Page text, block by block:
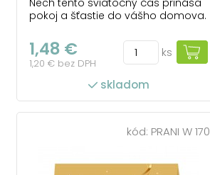
pokoj a šťastie do vášho domova.
1,48 €
1,20 € bez DPH
ks
skladom
kód: PRANI W 170